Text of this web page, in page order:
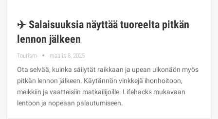
✈️ Salaisuuksia näyttää tuoreelta pitkän
lennon jälkeen
Tourism maalis 8, 2025
Ota selvää, kuinka säilytät raikkaan ja upean ulkonäön myös
pitkän lennon jälkeen. Käytännön vinkkejä ihonhoitoon,
meikkiin ja vaatteisiin matkailijoille. Lifehacks mukavaan
lentoon ja nopeaan palautumiseen.